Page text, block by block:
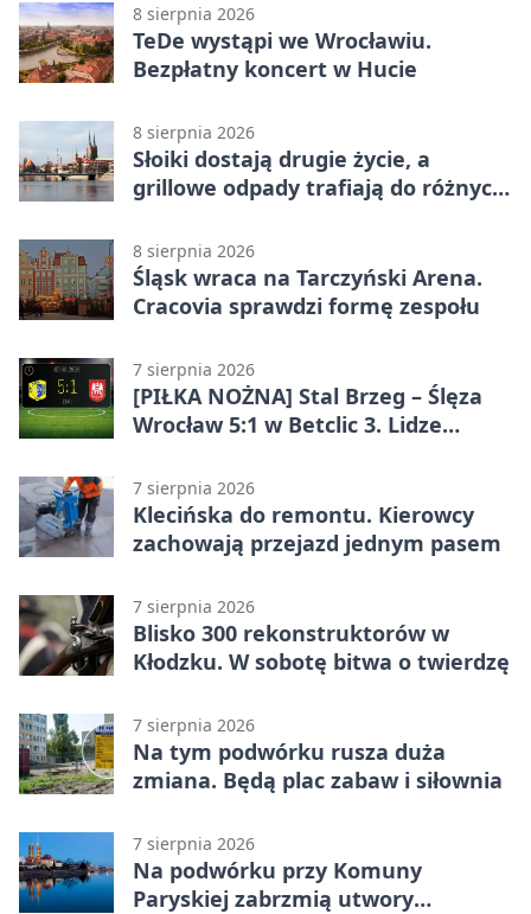
8 sierpnia 2026
TeDe wystąpi we Wrocławiu.
Bezpłatny koncert w Hucie
8 sierpnia 2026
Słoiki dostają drugie życie, a
grillowe odpady trafiają do różnych
8 sierpnia 2026
Śląsk wraca na Tarczyński Arena.
Cracovia sprawdzi formę zespołu
7 sierpnia 2026
[PIŁKA NOŻNA] Stal Brzeg – Ślęza
Wrocław 5:1 w Betclic 3. Lidze
porażka wrocławian
7 sierpnia 2026
Klecińska do remontu. Kierowcy
zachowają przejazd jednym pasem
7 sierpnia 2026
Blisko 300 rekonstruktorów w
Kłodzku. W sobotę bitwa o twierdzę
7 sierpnia 2026
Na tym podwórku rusza duża
zmiana. Będą plac zabaw i siłownia
7 sierpnia 2026
Na podwórku przy Komuny
Paryskiej zabrzmią utwory